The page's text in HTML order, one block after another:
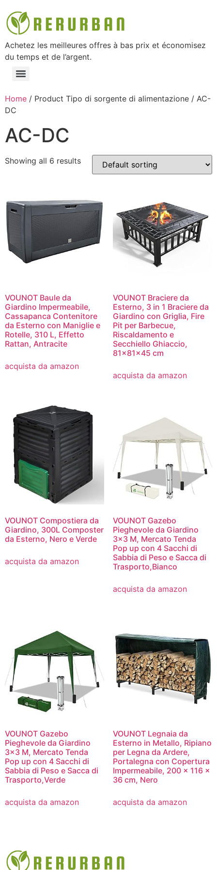
Achetez les meilleures offres à bas prix et économisez
du temps et de l’argent.
Home / Product Tipo di sorgente di alimentazione / ‎AC-
DC
‎AC-DC
Showing all 6 results
VOUNOT Baule da
Giardino Impermeabile,
Cassapanca Contenitore
da Esterno con Maniglie e
Rotelle, 310 L, Effetto
Rattan, Antracite
acquista da amazon
VOUNOT Braciere da
Esterno, 3 in 1 Braciere da
Giardino con Griglia, Fire
Pit per Barbecue,
Riscaldamento e
Secchiello Ghiaccio,
81x81x45 cm
acquista da amazon
VOUNOT Compostiera da
Giardino, 300L Composter
da Esterno, Nero e Verde
acquista da amazon
VOUNOT Gazebo
Pieghevole da Giardino
3×3 M, Mercato Tenda
Pop up con 4 Sacchi di
Sabbia di Peso e Sacca di
Trasporto,Bianco
acquista da amazon
VOUNOT Gazebo
Pieghevole da Giardino
3×3 M, Mercato Tenda
Pop up con 4 Sacchi di
Sabbia di Peso e Sacca di
Trasporto,Verde
acquista da amazon
VOUNOT Legnaia da
Esterno in Metallo, Ripiano
per Legna da Ardere,
Portalegna con Copertura
Impermeabile, 200 x 116 x
36 cm, Nero
acquista da amazon